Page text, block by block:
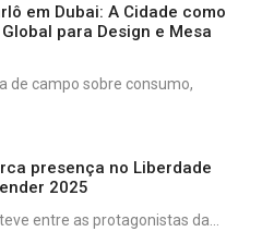
em Dubai: A Cidade como
para Design e Mesa
de campo sobre consumo,
presença no Liberdade
2025
entre as protagonistas da...